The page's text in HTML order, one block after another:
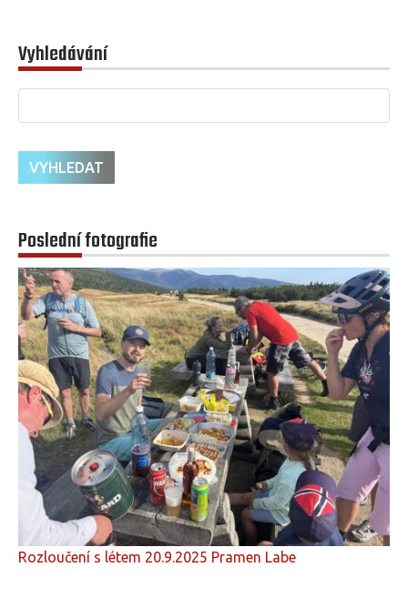
Vyhledávání
Poslední fotografie
Rozloučení s létem 20.9.2025 Pramen Labe